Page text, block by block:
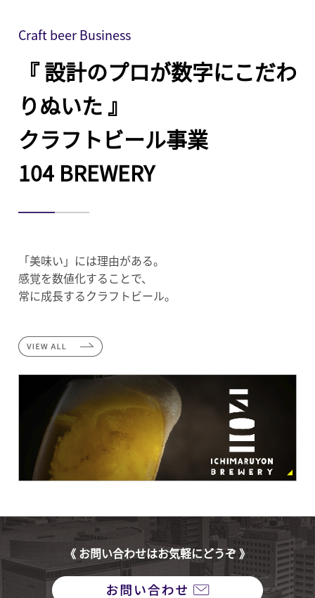
Craft beer Business
『 設計のプロが数字にこだわ
りぬいた 』
クラフトビール事業
104 BREWERY
「美味い」には理由がある。
感覚を数値化することで、
常に成長するクラフトビール。
《 お問い合わせはお気軽にどうぞ 》